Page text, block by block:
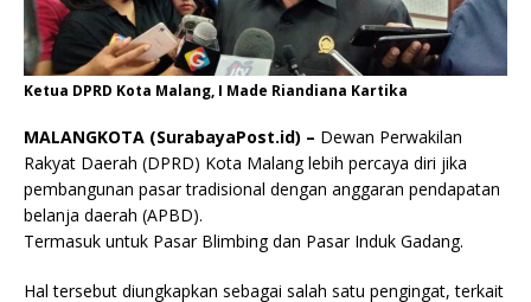
Ketua DPRD Kota Malang, I Made Riandiana Kartika
MALANGKOTA (SurabayaPost.id) – Dewan Perwakilan
Rakyat Daerah (DPRD) Kota Malang lebih percaya diri jika
pembangunan pasar tradisional dengan anggaran pendapatan
belanja daerah (APBD).
Termasuk untuk Pasar Blimbing dan Pasar Induk Gadang.
Hal tersebut diungkapkan sebagai salah satu pengingat, terkait